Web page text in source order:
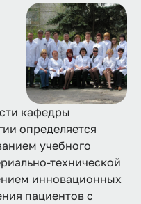
кафедры
определяется
учебного
технической
инновационных
пациентов с